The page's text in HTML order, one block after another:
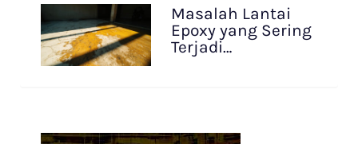
Masalah Lantai
Epoxy yang Sering
Terjadi…